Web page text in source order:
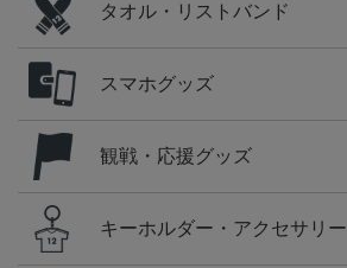
タオル・リストバンド
スマホグッズ
観戦・応援グッズ
キーホルダー・アクセサリー